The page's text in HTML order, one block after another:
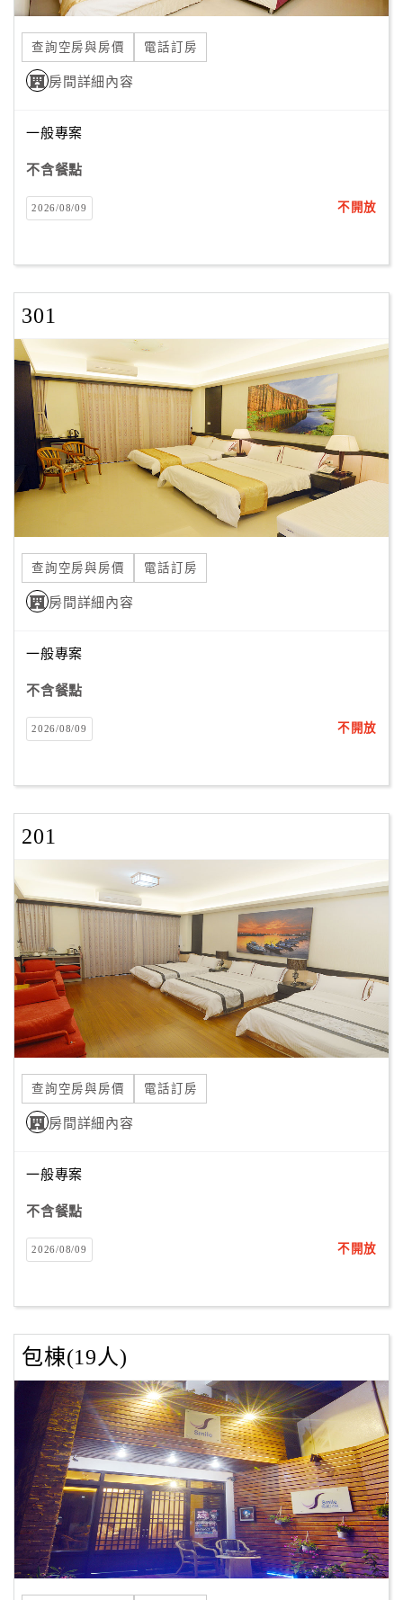
合
作
提
案
店
作
商
合
作
旅
伴
品
宣
傳
查詢空房與房價 電話訂房
房間詳細內容
一般專案
不含餐點
2026/08/09 不開放
301
查詢空房與房價 電話訂房
房間詳細內容
一般專案
不含餐點
2026/08/09 不開放
201
查詢空房與房價 電話訂房
房間詳細內容
一般專案
不含餐點
2026/08/09 不開放
包棟(19人)